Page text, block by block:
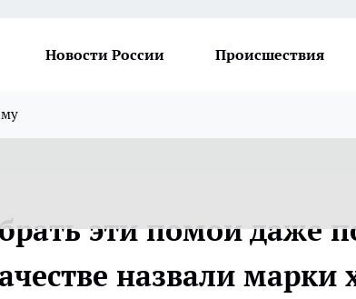
Новости России Происшествия
эти помои даже
назвали марки